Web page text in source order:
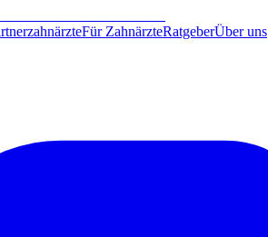
Für ZahnärzteRatgeberÜber uns